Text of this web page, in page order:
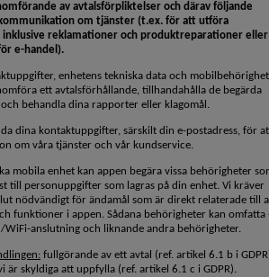
av avtalsförpliktelser och därav följande
om tjänster (t.ex. för att utföra
reklamationer och produktreparationer eller
e-handel).
enhetens tekniska data och
ett avtalsförhållande, tillhandahålla de begärda
behandla dina rapporter eller klagomål.
dina kontaktuppgifter, särskilt din e-postadress, för
om våra tjänster och vår kundservice.
mobila enhet kan appen begära vissa behörigheter
till personuppgifter som lagras på din enhet. Vi kräver
nödvändigt för ändamål som är direkt relaterade till
funktioner i appen. Sådana behörigheter kan omfatta
anslutning och liknande andra behörigheter.
fullgörande av ett avtal (ref. artikel 6.1 b i
är skyldiga att uppfylla (ref. artikel 6.1 c i GDPR).